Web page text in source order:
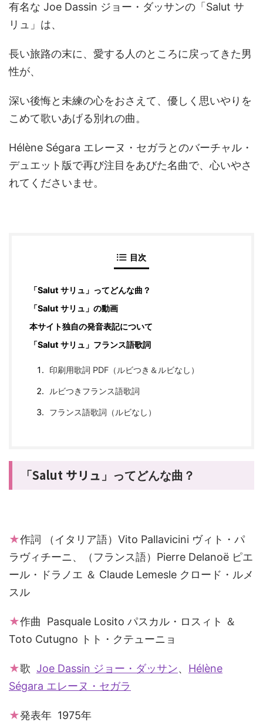
有名な Joe Dassin ジョー・ダッサンの「Salut サ
リュ」は、
長い旅路の末に、愛する人のところに戻ってきた男
性が、
深い後悔と未練の心をおさえて、優しく思いやりを
こめて歌いあげる別れの曲。
Hélène Ségara エレーヌ・セガラとのバーチャル・
デュエット版で再び注目をあびた名曲で、心いやさ
れてくださいませ。
目次
「Salut サリュ」ってどんな曲？
「Salut サリュ」の動画
本サイト独自の発音表記について
「Salut サリュ」フランス語歌詞
印刷用歌詞 PDF（ルビつき＆ルビなし）
ルビつきフランス語歌詞
フランス語歌詞（ルビなし）
「Salut サリュ 」 ってどんな曲？
★作詞 （イタリア語）Vito Pallavicini ヴィト・パ
ラヴィチーニ、（フランス語）Pierre Delanoë ピエ
ール・ドラノエ ＆ Claude Lemesle クロード・ルメ
スル
★作曲 Pasquale Losito パスカル・ロスィト ＆
Toto Cutugno トト・クテューニョ
★歌 Joe Dassin ジョー・ダッサン、 Hélène
Ségara エレーヌ・セガラ
★発表年 1975年